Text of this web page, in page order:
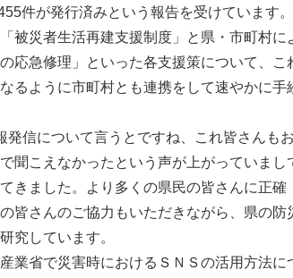
件が発行済みという報告を受けています。
被災者生活再建支援制度」と県・市町村に
応急修理」といった各支援策について、こ
るように市町村とも連携をして速やかに
信について言うとですね、これ皆さんも
聞こえなかったという声が上がっていまし
きました。より多くの県民の皆さんに正
皆さんのご協力もいただきながら、県の
究しています。
業省で災害時におけるＳＮＳの活用方法に